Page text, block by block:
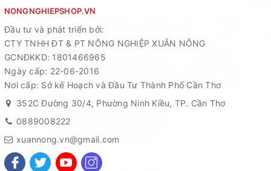
NONGNGHIEPSHOP.VN
Đầu tư và phát triển bởi:
CTY TNHH ĐT & PT NÔNG NGHIỆP XUÂN NÔNG
GCNĐKKD: 1801466965
Ngày cấp: 22-06-2016
Nơi cấp: Sở kế Hoạch và Đầu Tư Thành Phố Cần Thơ
352C Đường 30/4, Phường Ninh Kiều, TP. Cần Thơ
0889008222
xuannong.vn@gmail.com